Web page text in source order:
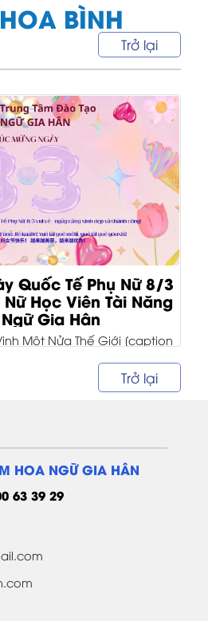
BÌNH
Trở lại
Quốc Tế Phụ Nữ 8/3
Học Viên Tài Năng
Gia Hân
Một Nửa Thế Giới [caption
ngu-gia-han[/caption] Ngày
Trở lại
HOA NGỮ GIA HÂN
63 39 29